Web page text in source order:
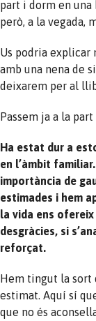
part i dorm en
però, a la vegada,
Us podria explicar
amb una nena de
deixarem per al
Passem ja a la
Ha estat dur a
en l’àmbit
importància de
estimades i hem
la vida ens ofereix
desgràcies, si
reforçat.
Hem tingut la sort
estimat. Aquí sí
que no és